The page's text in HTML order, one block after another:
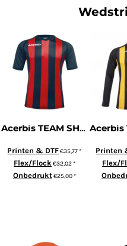
Acerbis TEAM SHIRT JOHAN KORTE MOUW
Printen & DTF€35,77*
Flex/Flock€32,02*
Onbedrukt€25,00*
Printen
Flex/